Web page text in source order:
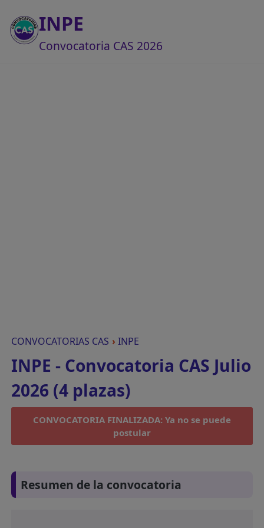
INPE
Convocatoria CAS 2026
CONVOCATORIAS CAS ›INPE
INPE - Convocatoria CAS Julio
2026 (4 plazas)
CONVOCATORIA FINALIZADA: Ya no se puede
postular
Resumen de la convocatoria